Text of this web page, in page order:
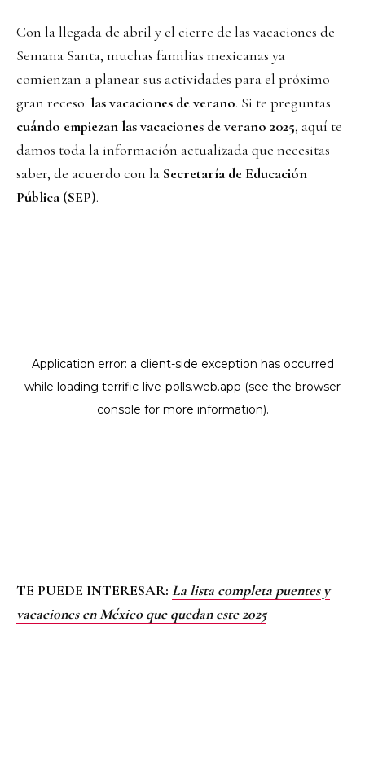
Con la llegada de abril y el cierre de las vacaciones de
Semana Santa, muchas familias mexicanas ya
comienzan a planear sus actividades para el próximo
gran receso: las vacaciones de verano. Si te preguntas
cuándo empiezan las vacaciones de verano 2025, aquí te
damos toda la información actualizada que necesitas
saber, de acuerdo con la Secretaría de Educación
Pública (SEP).
TE PUEDE INTERESAR: La lista completa puentes y
vacaciones en México que quedan este 2025